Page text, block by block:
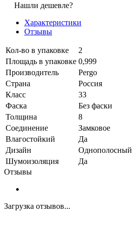
Нашли дешевле?
Характеристики
Отзывы
Кол-во в упаковке
2
Площадь в упаковке 0,999
Производитель
Pergo
Страна
Россия
Класс
33
Фаска
Без фаски
Толщина
8
Соединение
Замковое
Влагостойкий
Да
Дизайн
Однополосный
Шумоизоляция
Да
Отзывы
Загрузка отзывов...